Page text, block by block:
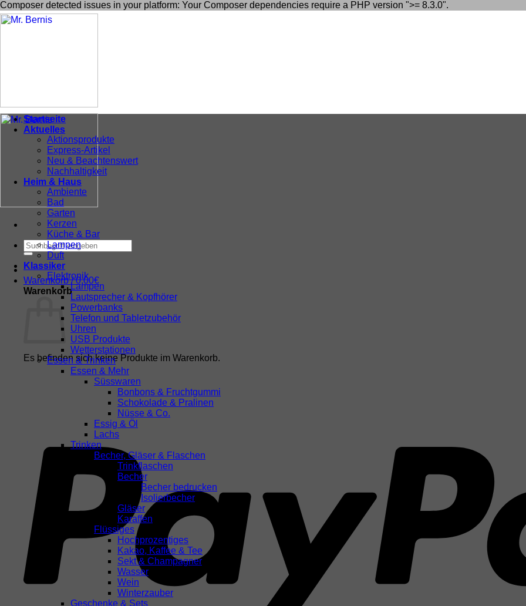
Composer detected issues in your platform: Your Composer dependencies require a PHP version ">= 8.3.0".
Suche
nach:
Warenkorb /0,00€
Warenkorb
Es befinden sich keine Produkte im Warenkorb.
Startseite
Aktuelles
Aktionsprodukte
Express-Artikel
Neu & Beachtenswert
Nachhaltigkeit
Heim & Haus
Ambiente
Bad
Garten
Kerzen
Küche & Bar
Lampen
Duft
Klassiker
Elektronik
Lampen
Lautsprecher & Kopfhörer
Powerbanks
Telefon und Tabletzubehör
Uhren
USB Produkte
Wetterstationen
Essen & Trinken
Essen & Mehr
Süsswaren
Bonbons & Fruchtgummi
Schokolade & Pralinen
Nüsse & Co.
Essig & Öl
Lachs
Trinken
Becher, Gläser & Flaschen
Trinkflaschen
Becher
Becher bedrucken
Isolierbecher
Gläser
Karaffen
Flüssiges
Hochprozentiges
Kakao, Kaffee & Tee
Sekt & Champagner
Wasser
Wein
Winterzauber
Geschenke & Sets